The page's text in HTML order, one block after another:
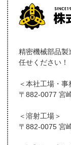
精密機械部品製
任せください！
＜本社工場・事
〒882-0077 宮
＜溶射工場＞
〒882-0075 宮